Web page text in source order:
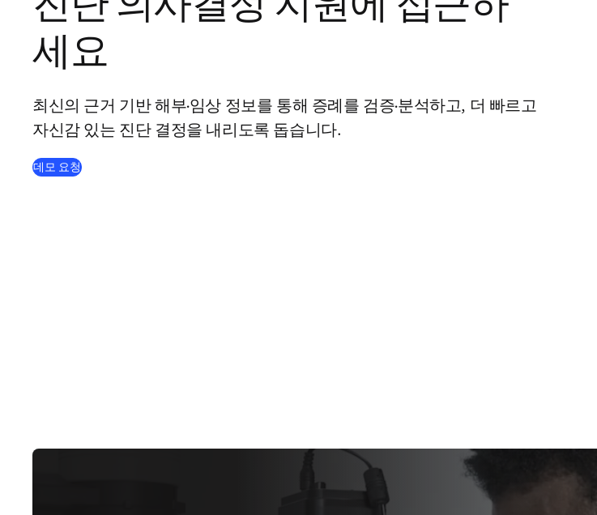
세요
최신의 근거 기반 해부·임상 정보를 통해 증례를 검증·분석하고, 더 빠르고
자신감 있는 진단 결정을 내리도록 돕습니다.
데모 요청